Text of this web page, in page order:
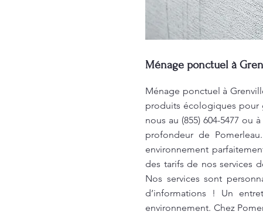
Ménage ponctuel à
Ménage ponctuel à
produits écologiques pour
nous au (855) 604-5477 ou à
profondeur de
environnement
des tarifs de nos services
Nos services sont
d’informations ! Un
environnement. Chez